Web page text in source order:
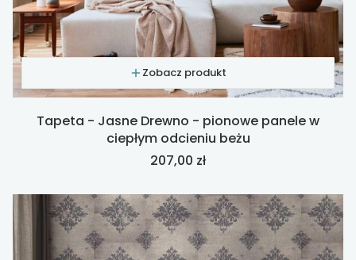
Zobacz produkt
Tapeta - Jasne Drewno - pionowe panele w
ciepłym odcieniu beżu
Cena
207,00 zł